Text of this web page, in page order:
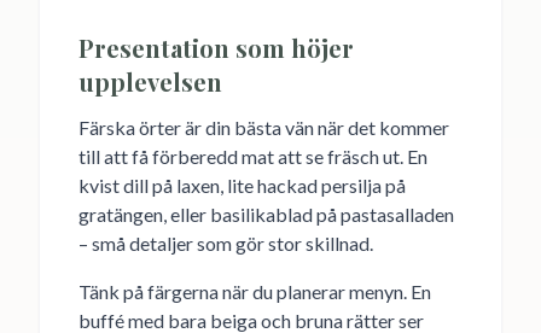
Presentation som höjer
upplevelsen
Färska örter är din bästa vän när det kommer
till att få förberedd mat att se fräsch ut. En
kvist dill på laxen, lite hackad persilja på
gratängen, eller basilikablad på pastasalladen
– små detaljer som gör stor skillnad.
Tänk på färgerna när du planerar menyn. En
buffé med bara beiga och bruna rätter ser